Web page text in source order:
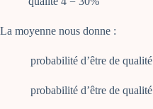
La moyenne nous donne :
probabilité d’être de
probabilité d’être de